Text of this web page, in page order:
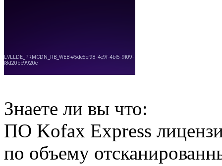
Знаете ли вы что:
ПО Kofax Express
по объему